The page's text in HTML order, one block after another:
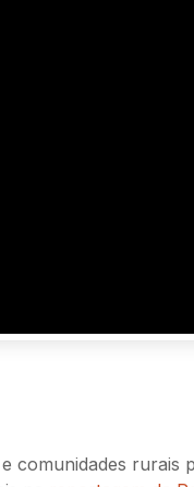
comunidades rurais